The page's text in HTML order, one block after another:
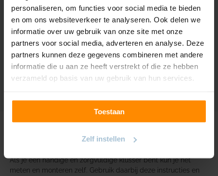
personaliseren, om functies voor social media te bieden
en om ons websiteverkeer te analyseren. Ook delen we
informatie over uw gebruik van onze site met onze
partners voor social media, adverteren en analyse. Deze
partners kunnen deze gegevens combineren met andere
informatie die u aan ze heeft verstrekt of die ze hebben
verzameld op basis van uw gebruik van hun services.
Toestaan
Zelf instellen
Samenstelling
70% Polyester, 30%
katoen
Kleur/Lichtechtheid 5
Zelf meten en monteren
Als je een handige en zorgvuldige klusser bent kun je het
meten en monteren zelf. Gebruik daarbij deze instructies en